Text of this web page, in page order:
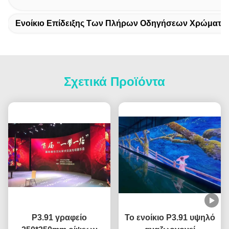
Ενοίκιο Επίδειξης Των Πλήρων Οδηγήσεων
Σχετικά Προϊόντα
P3.91 γραφείο
Το ενοίκιο P3.91 υψηλό